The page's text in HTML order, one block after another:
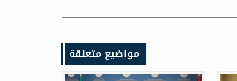
مواضيع متعلقة